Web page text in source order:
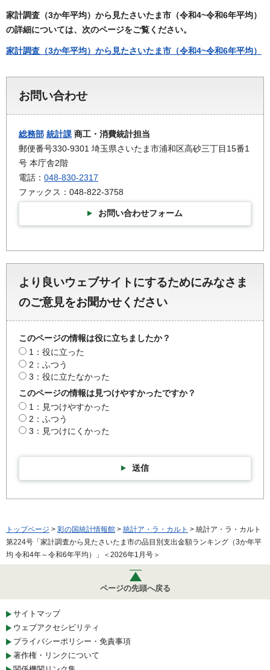
家計調査（3か年平均）から見たさいたま市（令和4~令和6年平均）
の詳細については、次のページをご覧ください。
家計調査（3か年平均）から見たさいたま市（令和4~令和6年平均）
お問い合わせ
総務部 統計課 商工・消費統計担当
郵便番号330-9301 埼玉県さいたま市浦和区高砂三丁目15番1
号 本庁舎2階
電話： 048-830-2317
ファックス：048-822-3758
お問い合わせフォーム
より良いウェブサイトにするためにみなさま
のご意見をお聞かせください
このページの情報は役に立ちましたか？
1：役に立った
2：ふつう
3：役に立たなかった
このページの情報は見つけやすかったですか？
1：見つけやすかった
2：ふつう
3：見つけにくかった
送信
トップページ > 彩の国統計情報館 > 統計ア・ラ・カルト > 統計ア・ラ・カルト
第224号「家計調査から見たさいたま市の品目別支出金額ランキング（3か年平
均 令和4年～令和6年平均）」＜2026年1月号＞
ページの先頭へ戻る
サイトマップ
ウェブアクセシビリティ
プライバシーポリシー・免責事項
著作権・リンクについて